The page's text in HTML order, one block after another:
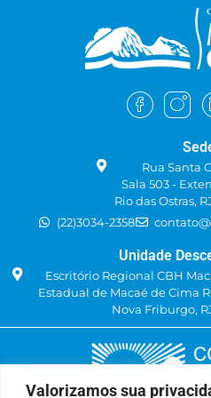
Valorizamos sua
acrescentar, deu-
o ponto de pauta.
Seguiu-se para o
Ferreira apresentar
em bacias com
previsão climática
econômico”, o Sr.
Medina,
Norte Fluminense
projeto e, em
Inês Ferreira
projeto seria uma
empresa EDF
Instituto Federal
Instituto de
(IPH) da UFRGS.
Sra. Maria Inês
Rua Santa
Sala 503 -
Rio das Ostras,
(22)3034-2358
Unidade
Escritório Regional CBH
Estadual de Macaé de Cima
Nova Friburgo,